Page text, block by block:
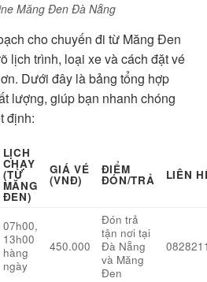
Măng Đen Đà Nẵng
cho chuyến đi từ Măng Đen
lịch trình, loại xe và cách đặt vé
Dưới đây là bảng tổng hợp
lượng, giúp bạn nhanh chóng
định:
LỊCH
CHẠY
(TỪ
MĂNG
ĐEN)
GIÁ VÉ
(VNĐ)
ĐIỂM
ĐÓN/TRẢ LIÊN
07h00,
13h00
hàng
ngày
450.000
Đón trả
tận nơi tại
Đà Nẵng
và Măng
Đen